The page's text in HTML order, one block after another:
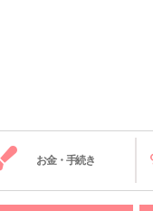
お金・手続き